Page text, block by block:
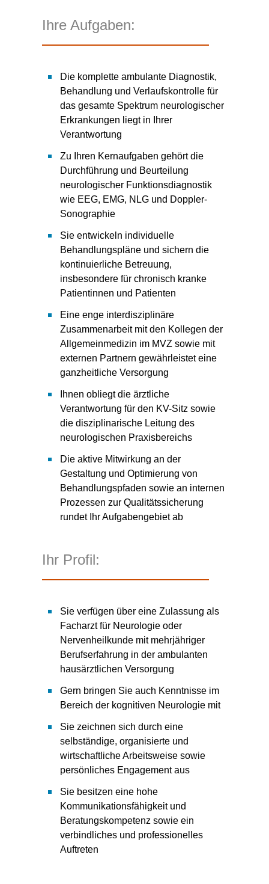
Ihre Aufgaben:
Die komplette ambulante Diagnostik,
Behandlung und Verlaufskontrolle für
das gesamte Spektrum neurologischer
Erkrankungen liegt in Ihrer
Verantwortung
Zu Ihren Kernaufgaben gehört die
Durchführung und Beurteilung
neurologischer Funktionsdiagnostik
wie EEG, EMG, NLG und Doppler-
Sonographie
Sie entwickeln individuelle
Behandlungspläne und sichern die
kontinuierliche Betreuung,
insbesondere für chronisch kranke
Patientinnen und Patienten
Eine enge interdisziplinäre
Zusammenarbeit mit den Kollegen der
Allgemeinmedizin im MVZ sowie mit
externen Partnern gewährleistet eine
ganzheitliche Versorgung
Ihnen obliegt die ärztliche
Verantwortung für den KV-Sitz sowie
die disziplinarische Leitung des
neurologischen Praxisbereichs
Die aktive Mitwirkung an der
Gestaltung und Optimierung von
Behandlungspfaden sowie an internen
Prozessen zur Qualitätssicherung
rundet Ihr Aufgabengebiet ab
Ihr Profil:
Sie verfügen über eine Zulassung als
Facharzt für Neurologie oder
Nervenheilkunde mit mehrjähriger
Berufserfahrung in der ambulanten
hausärztlichen Versorgung
Gern bringen Sie auch Kenntnisse im
Bereich der kognitiven Neurologie mit
Sie zeichnen sich durch eine
selbständige, organisierte und
wirtschaftliche Arbeitsweise sowie
persönliches Engagement aus
Sie besitzen eine hohe
Kommunikationsfähigkeit und
Beratungskompetenz sowie ein
verbindliches und professionelles
Auftreten